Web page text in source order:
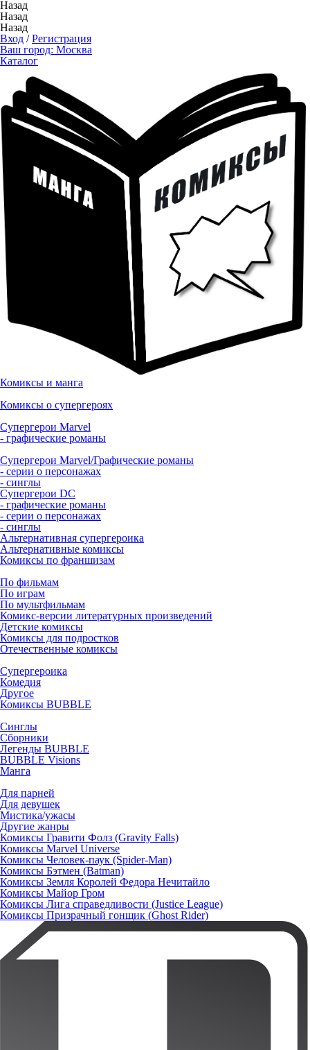
Назад
Назад
Назад
Вход /Регистрация
Ваш город: Москва
Каталог
Комиксы и манга
Комиксы о супергероях
Супергерои Marvel
- графические романы
Супергерои Marvel/Графические романы
- серии о персонажах
- синглы
Супергерои DC
- графические романы
- серии о персонажах
- синглы
Альтернативная супергероика
Альтернативные комиксы
Комиксы по франшизам
По фильмам
По играм
По мультфильмам
Комикс-версии литературных произведений
Детские комиксы
Комиксы для подростков
Отечественные комиксы
Супергероика
Комедия
Другое
Комиксы BUBBLE
Синглы
Сборники
Легенды BUBBLE
BUBBLE Visions
Манга
Для парней
Для девушек
Мистика/ужасы
Другие жанры
Комиксы Гравити Фолз (Gravity Falls)
Комиксы Marvel Universe
Комиксы Человек-паук (Spider-Man)
Комиксы Бэтмен (Batman)
Комиксы Земля Королей Федора Нечитайло
Комиксы Майор Гром
Комиксы Лига справедливости (Justice League)
Комиксы Призрачный гонщик (Ghost Rider)